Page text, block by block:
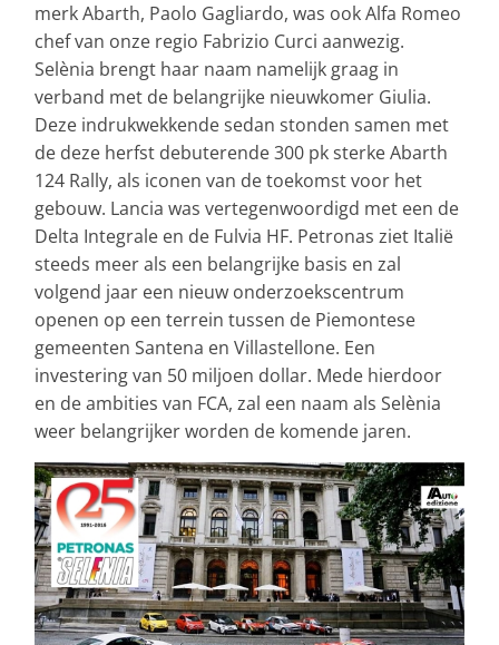
merk Abarth, Paolo Gagliardo, was ook Alfa Romeo
chef van onze regio Fabrizio Curci aanwezig.
Selènia brengt haar naam namelijk graag in
verband met de belangrijke nieuwkomer Giulia.
Deze indrukwekkende sedan stonden samen met
de deze herfst debuterende 300 pk sterke Abarth
124 Rally, als iconen van de toekomst voor het
gebouw. Lancia was vertegenwoordigd met een de
Delta Integrale en de Fulvia HF. Petronas ziet Italië
steeds meer als een belangrijke basis en zal
volgend jaar een nieuw onderzoekscentrum
openen op een terrein tussen de Piemontese
gemeenten Santena en Villastellone. Een
investering van 50 miljoen dollar. Mede hierdoor
en de ambities van FCA, zal een naam als Selènia
weer belangrijker worden de komende jaren.